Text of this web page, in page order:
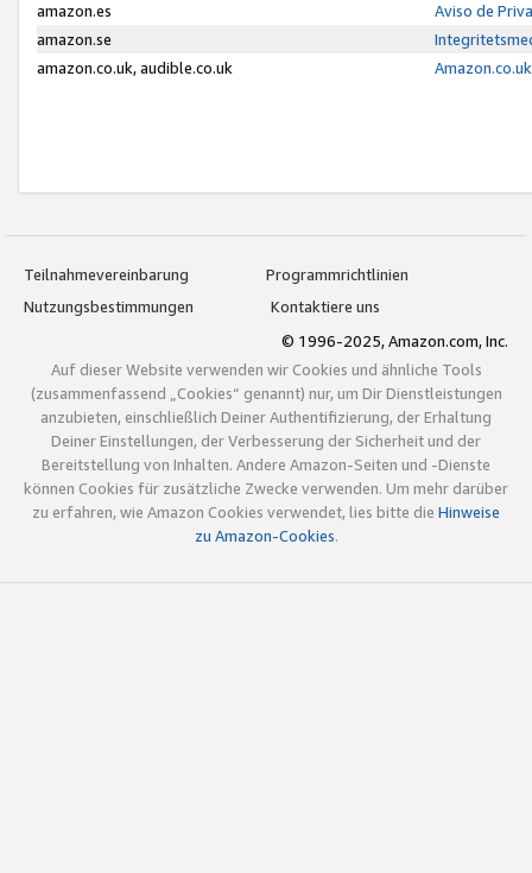
amazon.es
Aviso de
amazon.se
amazon.co.uk, audible.co.uk
Teilnahmevereinbarung
Programmrichtlinien
Nutzungsbestimmungen
Kontaktiere uns
© 1996-2025, Amazon.com, Inc.
Auf dieser Website verwenden wir Cookies und ähnliche Tools
(zusammenfassend „Cookies“ genannt) nur, um Dir Dienstleistungen
anzubieten, einschließlich Deiner Authentifizierung, der Erhaltung
Deiner Einstellungen, der Verbesserung der Sicherheit und der
Bereitstellung von Inhalten. Andere Amazon-Seiten und -Dienste
können Cookies für zusätzliche Zwecke verwenden. Um mehr darüber
zu erfahren, wie Amazon Cookies verwendet, lies bitte die Hinweise
zu Amazon-Cookies.